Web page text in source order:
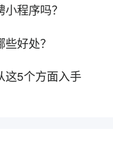
程序吗？
好处？
这5个方面入手